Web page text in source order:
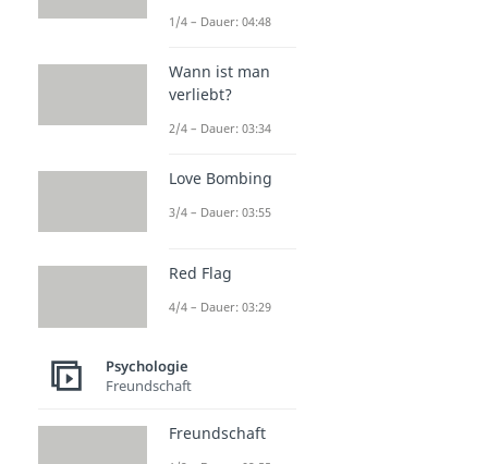
1/4 – Dauer: 04:48
Wann ist man
verliebt?
2/4 – Dauer: 03:34
Love Bombing
3/4 – Dauer: 03:55
Red Flag
4/4 – Dauer: 03:29
Psychologie
Freundschaft
Freundschaft